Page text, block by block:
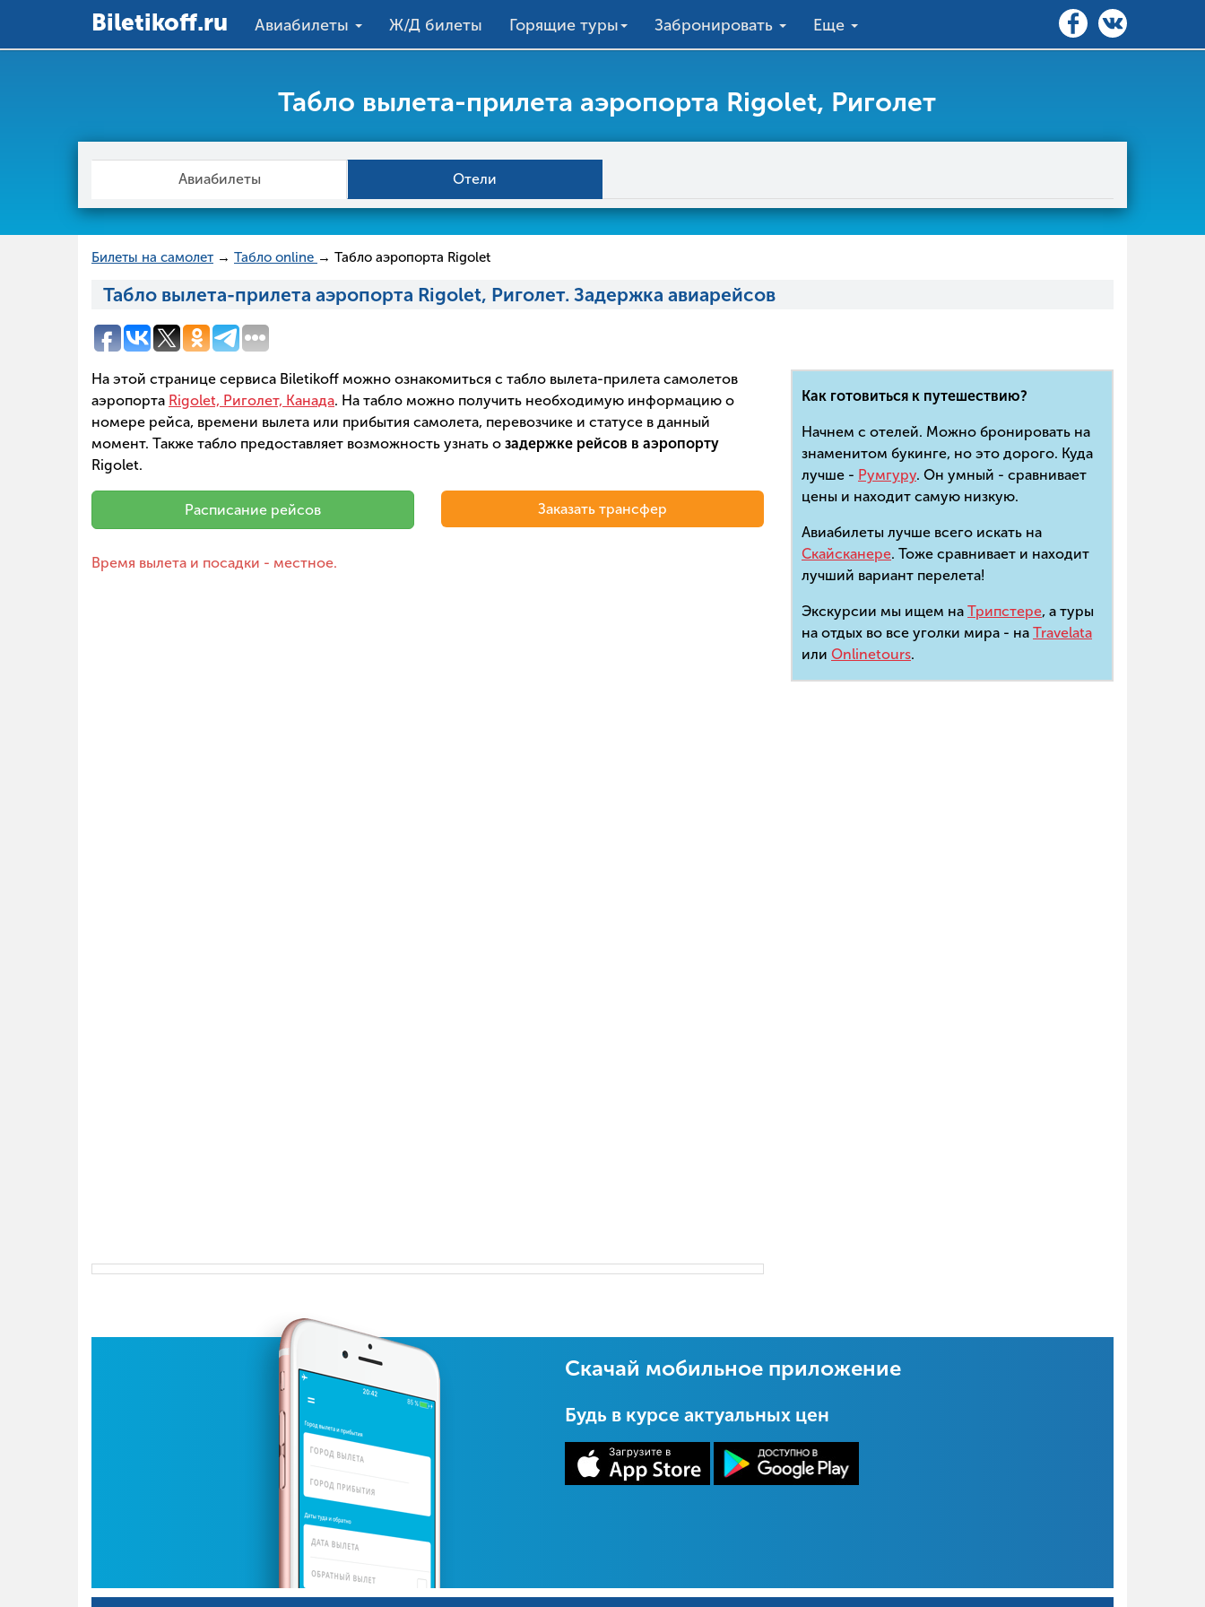
Вiletikoff.ru Авиабилеты Ж/Д билеты Горящие туры Забронировать Еще
Табло вылета-прилета аэропорта Rigolet, Риголет
Авиабилеты Отели
Билеты на самолет → Табло online → Табло аэропорта Rigolet
Табло вылета-прилета аэропорта Rigolet, Риголет. Задержка авиарейсов
На этой странице сервиса Biletikoff можно ознакомиться с табло вылета-прилета самолетов
аэропорта Rigolet, Риголет, Канада. На табло можно получить необходимую информацию о
номере рейса, времени вылета или прибытия самолета, перевозчике и статусе в данный
момент. Также табло предоставляет возможность узнать о задержке рейсов в аэропорту
Rigolet.
Расписание рейсов Заказать трансфер
Время вылета и посадки - местное.
Как готовиться к путешествию?
Начнем с отелей. Можно бронировать на
знаменитом букинге, но это дорого. Куда
лучше - Румгуру. Он умный - сравнивает
цены и находит самую низкую.
Авиабилеты лучше всего искать на
Скайсканере. Тоже сравнивает и находит
лучший вариант перелета!
Экскурсии мы ищем на Трипстере, а туры
на отдых во все уголки мира - на Travelata
или Onlinetours.
Скачай мобильное приложение
Будь в курсе актуальных цен